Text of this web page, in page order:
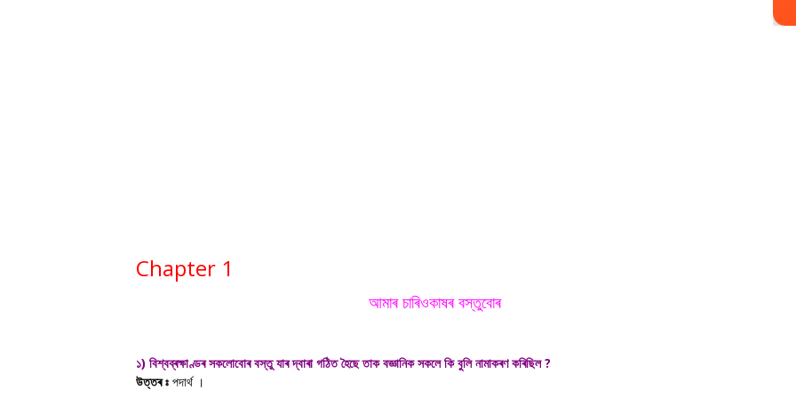
Chapter 1
আমাৰ চাৰিওকাষৰ বস্তুবোৰ
১) বিশ্বব্ৰক্ষাণ্ডৰ সকলোবোৰ বস্তু যাৰ দ্বাৰা গঠিত হৈছে তাক বজ্ঞানিক সকলে কি বুলি নামাকৰণ কৰিছিল ?
উত্তৰ ঃ পদাৰ্থ ।